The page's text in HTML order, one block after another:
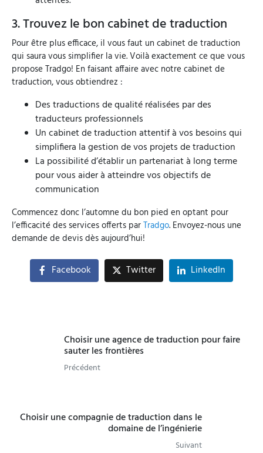
3. Trouvez le bon cabinet de traduction
Pour être plus efficace, il vous faut un cabinet de traduction
qui saura vous simplifier la vie. Voilà exactement ce que vous
propose Tradgo! En faisant affaire avec notre cabinet de
traduction, vous obtiendrez :
Des traductions de qualité réalisées par des
traducteurs professionnels
Un cabinet de traduction attentif à vos besoins qui
simplifiera la gestion de vos projets de traduction
La possibilité d’établir un partenariat à long terme
pour vous aider à atteindre vos objectifs de
communication
Commencez donc l’automne du bon pied en optant pour
l’efficacité des services offerts parTradgo. Envoyez-nous une
demande de devis dès aujourd’hui!
Facebook Twitter LinkedIn
Choisir une agence de traduction pour faire
sauter les frontières
Précédent
Choisir une compagnie de traduction dans le
domaine de l’ingénierie
Suivant